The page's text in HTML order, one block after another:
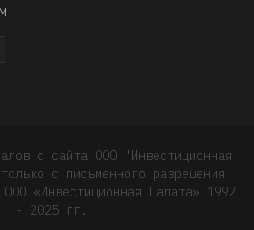
с сайта ООО "Инвестиционная
с письменного разрешения
«Инвестиционная Палата» 1992
- 2025 гг.